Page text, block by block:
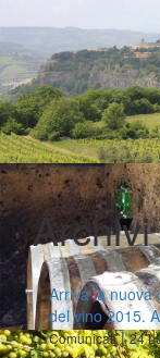
Archivi
Arriva la nuova
del vino 2015.
Comunicati|24